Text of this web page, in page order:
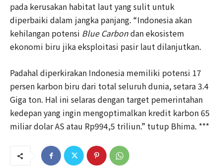
pada kerusakan habitat laut yang sulit untuk
diperbaiki dalam jangka panjang. “Indonesia akan
kehilangan potensi Blue Carbondan ekosistem
ekonomi biru jika eksploitasi pasir laut dilanjutkan.
Padahal diperkirakan Indonesia memiliki potensi 17
persen karbon biru dari total seluruh dunia, setara 3.4
Giga ton. Hal ini selaras dengan target pemerintahan
kedepan yang ingin mengoptimalkan kredit karbon 65
miliar dolar AS atau Rp994,5 triliun.” tutup Bhima. ***